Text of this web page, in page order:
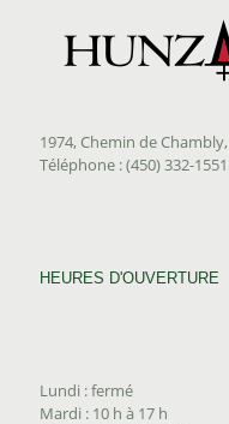
1974, Chemin de
Téléphone : (450) 332-1551
HEURES D'OUVERTURE
Lundi : fermé
Mardi : 10 h à 17 h